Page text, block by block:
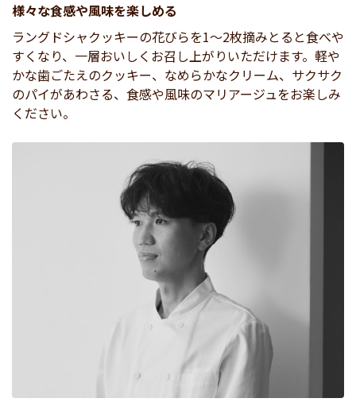
様々な食感や風味を楽しめる
ラングドシャクッキーの花びらを1～2枚摘みとると食べや
すくなり、一層おいしくお召し上がりいただけます。軽や
かな歯ごたえのクッキー、なめらかなクリーム、サクサク
のパイがあわさる、食感や風味のマリアージュをお楽しみ
ください。